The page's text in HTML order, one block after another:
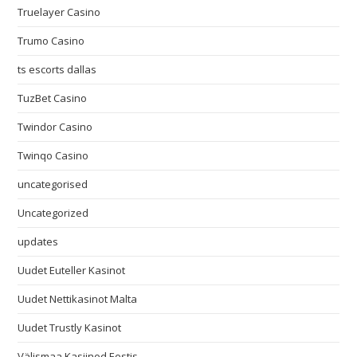
Truelayer Casino
Trumo Casino
ts escorts dallas
TuzBet Casino
Twindor Casino
Twinqo Casino
uncategorised
Uncategorized
updates
Uudet Euteller Kasinot
Uudet Nettikasinot Malta
Uudet Trustly Kasinot